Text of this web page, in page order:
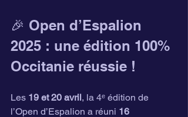
🎉 Open d’Espalion
2025 : une édition 100%
Occitanie réussie !
Les 19 et 20 avril, la 4ᵉ édition de
l’Open d’Espalion a réuni 16